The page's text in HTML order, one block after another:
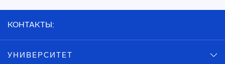
КОНТАКТЫ:
УНИВЕРСИТЕТ